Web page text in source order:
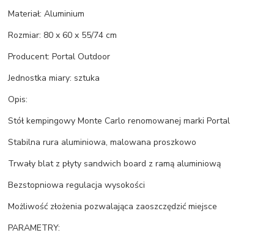
Materiał: Aluminium
Rozmiar: 80 x 60 x 55/74 cm
Producent: Portal Outdoor
Jednostka miary: sztuka
Opis:
Stół kempingowy Monte Carlo renomowanej marki Portal
Stabilna rura aluminiowa, malowana proszkowo
Trwały blat z płyty sandwich board z ramą aluminiową
Bezstopniowa regulacja wysokości
Możliwość złożenia pozwalająca zaoszczędzić miejsce
PARAMETRY: